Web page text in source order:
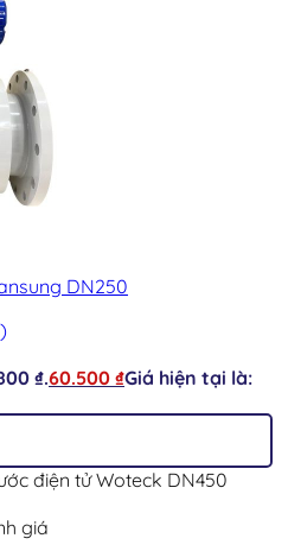
DN250
₫.60.500 ₫Giá hiện tại là:
điện tử Woteck DN450
giá